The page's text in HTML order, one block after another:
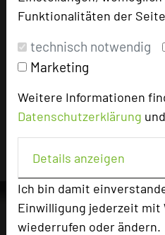
Funktionalitäten der
technisch notwendig
Marketing
Weitere Informationen
Datenschutzerklärung und
Details anzeigen
Ich bin damit
Einwilligung jederzeit
wiederrufen oder ändern.
Impressum zum Hotel
Hotels die Nutzungsrechte für
und sind dafür verantwortlich.